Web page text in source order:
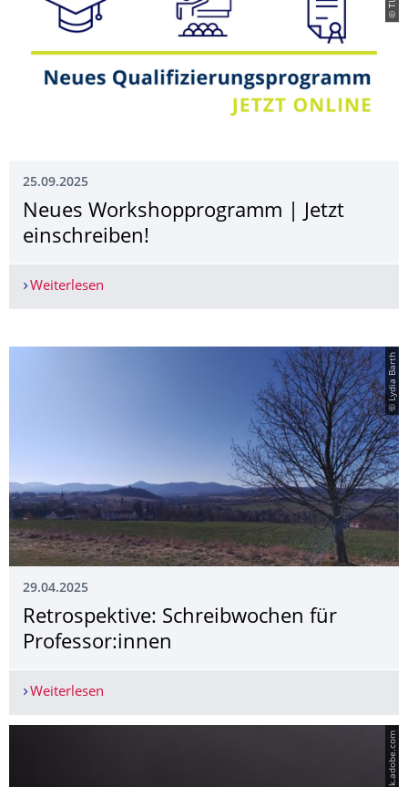
25.09.2025
Neues Workshoppro­gramm | Jetzt
einschreiben!
Weiterlesen
© Lydia Barth
29.04.2025
Retrospektive: Schreibwochen für
Professor:innen
Weiterlesen